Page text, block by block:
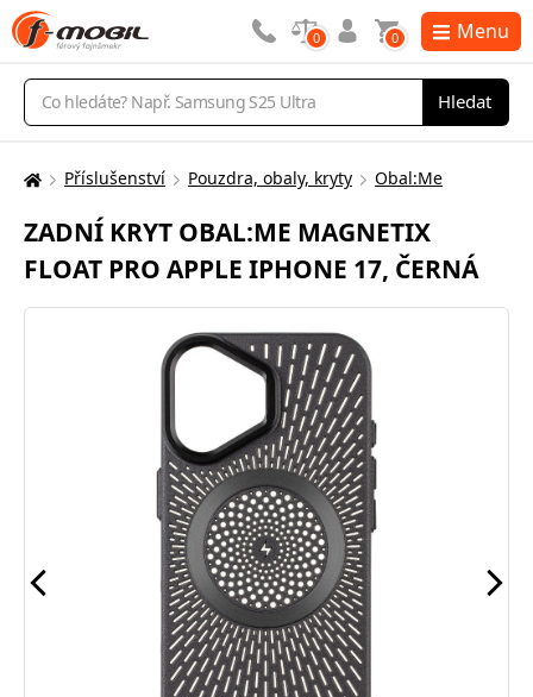
Vyhledávání
Hledat
0 0 Menu
Zde
nacházíte:
Příslušenství Pouzdra, obaly, kryty Obal:Me
ZADNÍ KRYT OBAL:ME MAGNETIX
FLOAT PRO APPLE IPHONE 17, ČERNÁ